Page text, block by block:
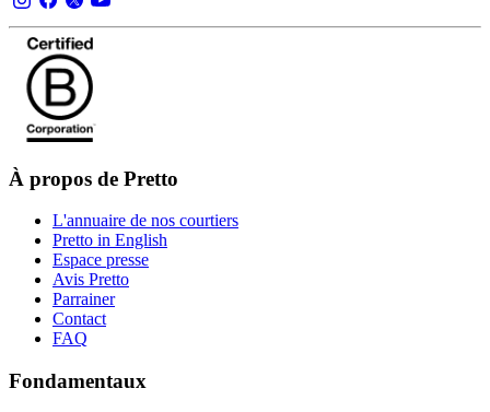
À propos de Pretto
L'annuaire de nos courtiers
Pretto in English
Espace presse
Avis Pretto
Parrainer
Contact
FAQ
Fondamentaux